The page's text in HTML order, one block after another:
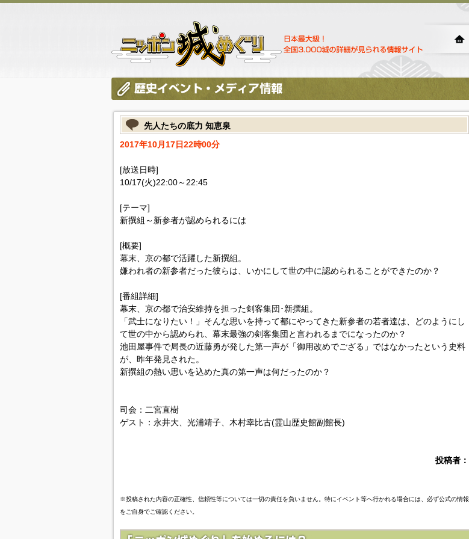
先人たちの底力 知恵泉
2017年10月17日22時00分
[放送日時]
10/17(火)22:00～22:45
[テーマ]
新撰組～新参者が認められるには
[概要]
幕末、京の都で活躍した新撰組。
嫌われ者の新参者だった彼らは、いかにして世の中に認められることができたのか？
[番組詳細]
幕末、京の都で治安維持を担った剣客集団･新撰組。
「武士になりたい！」そんな思いを持って都にやってきた新参者の若者達は、どのようにし
て世の中から認められ、幕末最強の剣客集団と言われるまでになったのか？
池田屋事件で局長の近藤勇が発した第一声が「御用改めでござる」ではなかったという史料
が、昨年発見された。
新撰組の熱い思いを込めた真の第一声は何だったのか？
司会：二宮直樹
ゲスト：永井大、光浦靖子、木村幸比古(霊山歴史館副館長)
投稿者：
※投稿された内容の正確性、信頼性等については一切の責任を負いません。特にイベント等へ行かれる場合には、必ず公式の情報
をご自身でご確認ください。